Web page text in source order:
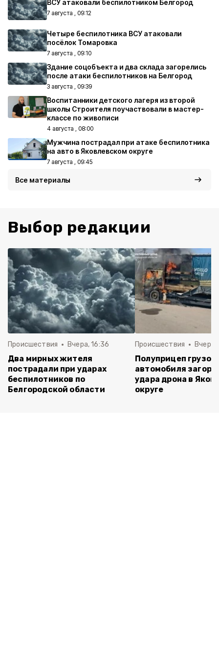
ВСУ атаковали беспилотником Белгород
7 августа , 09:12
Четыре беспилотника ВСУ атаковали
посёлок Томаровка
7 августа , 09:10
Здание соцобъекта и два склада загорелись
после атаки беспилотников на Белгород
3 августа , 09:39
Воспитанники детского лагеря из второй
школы Строителя поучаствовали в мастер-
классе по живописи
4 августа , 08:00
Мужчина пострадал при атаке беспилотника
на авто в Яковлевском округе
7 августа , 09:45
Все материалы
Выбор редакции
Происшествия Вчера, 16:36
Два мирных жителя
пострадали при ударах
беспилотников по
Белгородской области
Происшествия Вчера,
Полуприцеп
автомобиля
удара дрона в
округе